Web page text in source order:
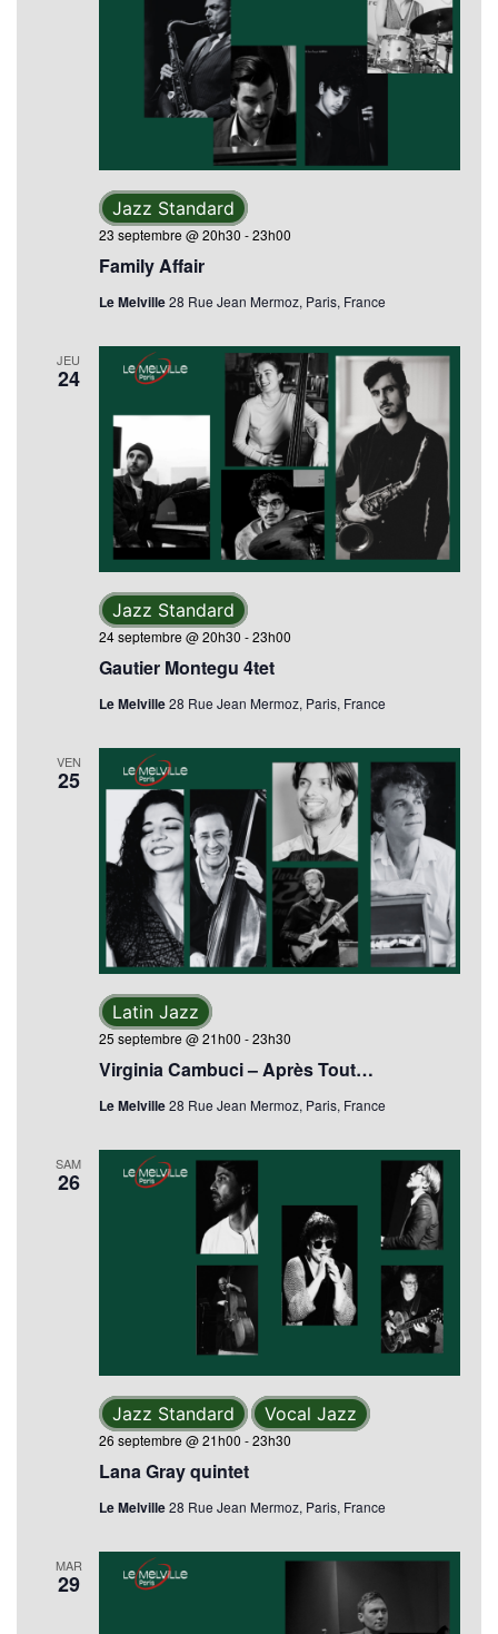
Family Affair
23 septembre @ 20h30 -23h00
Jazz Standard
Le Melville28 Rue Jean Mermoz, Paris, France
JEU
24
Gautier Montegu 4tet
24 septembre @ 20h30 -23h00
Jazz Standard
Le Melville28 Rue Jean Mermoz, Paris, France
VEN
25
Virginia Cambuci – Après Tout…
25 septembre @ 21h00 -23h30
Latin Jazz
Le Melville28 Rue Jean Mermoz, Paris, France
SAM
26
Lana Gray quintet
26 septembre @ 21h00 -23h30
Jazz Standard Vocal Jazz
Le Melville28 Rue Jean Mermoz, Paris, France
MAR
29